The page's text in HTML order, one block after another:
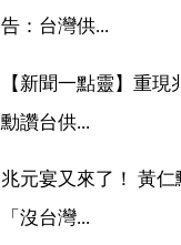
告：台灣供...
【新聞一點靈】重現
勳讚台供...
兆元宴又來了！ 黃
「沒台灣...